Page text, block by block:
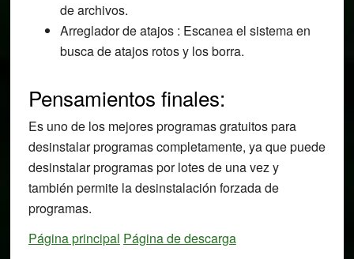
de archivos.
Arreglador de atajos : Escanea el sistema en
busca de atajos rotos y los borra.
Pensamientos finales:
Es uno de los mejores programas gratuitos para
desinstalar programas completamente, ya que puede
desinstalar programas por lotes de una vez y
también permite la desinstalación forzada de
programas.
Página principal Página de descarga